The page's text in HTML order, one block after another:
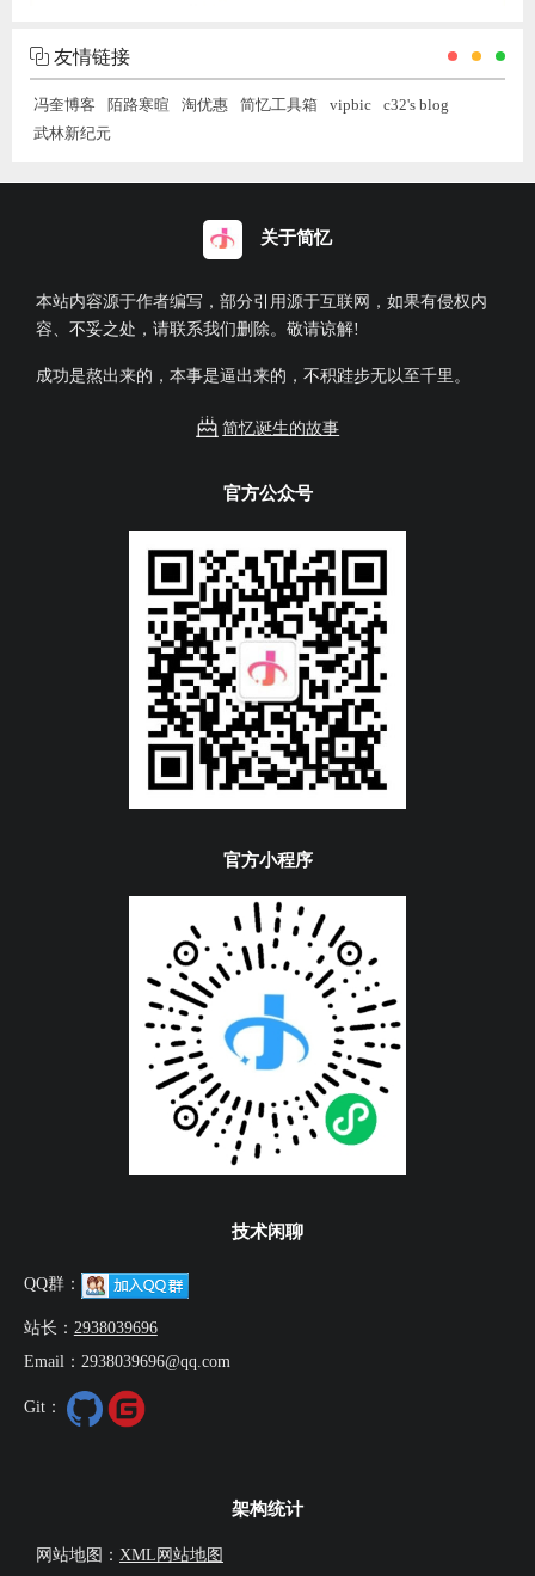
友情链接
冯奎博客 陌路寒暄 淘优惠 简忆工具箱 vipbic
c32's blog
武林新纪元
关于简忆
本站内容源于作者编写，部分引用源于互联网，如果有侵权内
容、不妥之处，请联系我们删除。敬请谅解!
成功是熬出来的，本事是逼出来的，不积跬步无以至千里。
简忆诞生的故事
官方公众号
官方小程序
技术闲聊
QQ群：
站长： 2938039696
Email：2938039696@qq.com
Git：
架构统计
网站地图： XML网站地图